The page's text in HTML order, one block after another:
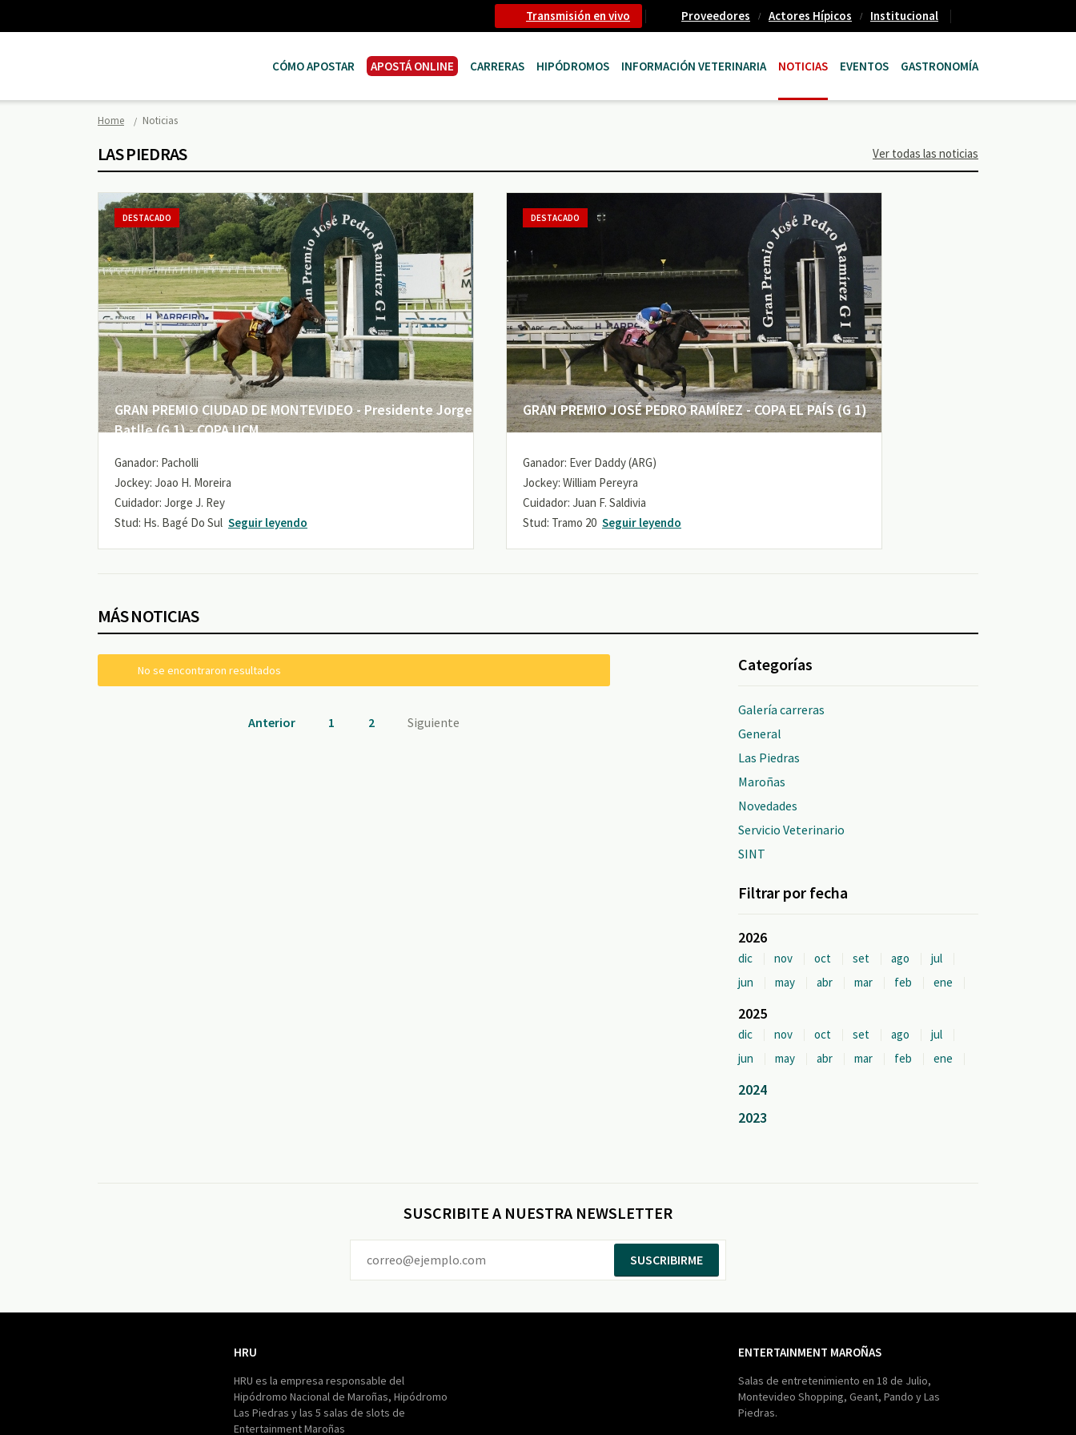
Transmisión en vivo Proveedores Actores Hípicos Institucional
CÓMO APOSTAR APOSTÁ ONLINE CARRERAS HIPÓDROMOS INFORMACIÓN VETERINARIA NOTICIAS EVENTOS GASTRONOMÍA
Home Noticias
LAS PIEDRAS Ver todas las noticias
GRAN PREMIO CIUDAD DE MONTEVIDEO - Presidente Jorge
Batlle (G 1) - COPA UCM
DESTACADO
Ganador: Pacholli
Jockey: Joao H. Moreira
Cuidador: Jorge J. Rey
Stud: Hs. Bagé Do Sul Seguir leyendo
GRAN PREMIO JOSÉ PEDRO RAMÍREZ - COPA EL PAÍS (G 1)
DESTACADO
Ganador: Ever Daddy (ARG)
Jockey: William Pereyra
Cuidador: Juan F. Saldivia
Stud: Tramo 20 Seguir leyendo
MÁS NOTICIAS
No se encontraron resultados
Anterior 1 2 Siguiente
Categorías
Galería carreras
General
Las Piedras
Maroñas
Novedades
Servicio Veterinario
SINT
Filtrar por fecha
2026
dic nov oct set ago
jul
jun
may abr mar feb ene
2025
dic nov oct set ago
jul
jun
may abr mar feb ene
2024
2023
SUSCRIBITE A NUESTRA NEWSLETTER
SUSCRIBIRME
HRU
HRU es la empresa responsable del
Hipódromo Nacional de Maroñas, Hipódromo
Las Piedras y las 5 salas de slots de
Entertainment Maroñas
ENTERTAINMENT MAROÑAS
Salas de entretenimiento en 18 de Julio,
Montevideo Shopping, Geant, Pando y Las
Piedras.